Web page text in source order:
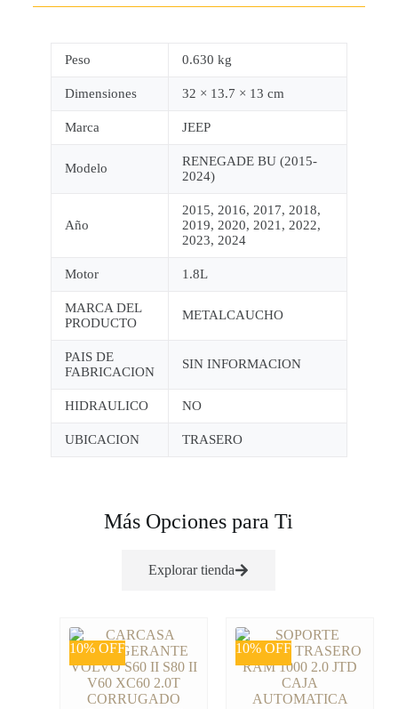
Peso 0.630 kg
Dimensiones 32 × 13.7 × 13 cm
Marca JEEP
Modelo
RENEGADE BU (2015-
2024)
Año
2015, 2016, 2017, 2018,
2019, 2020, 2021, 2022,
2023, 2024
Motor 1.8L
MARCA DEL
PRODUCTO
METALCAUCHO
PAIS DE
FABRICACION
SIN INFORMACION
HIDRAULICO NO
UBICACION TRASERO
Más Opciones para Ti
Explorar tienda
10% OFF 10% OFF